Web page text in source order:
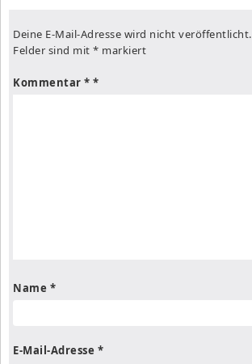
Deine E-Mail-Adresse wird nicht veröffentlicht.
Felder sind mit * markiert
Kommentar *
Name *
E-Mail-Adresse *